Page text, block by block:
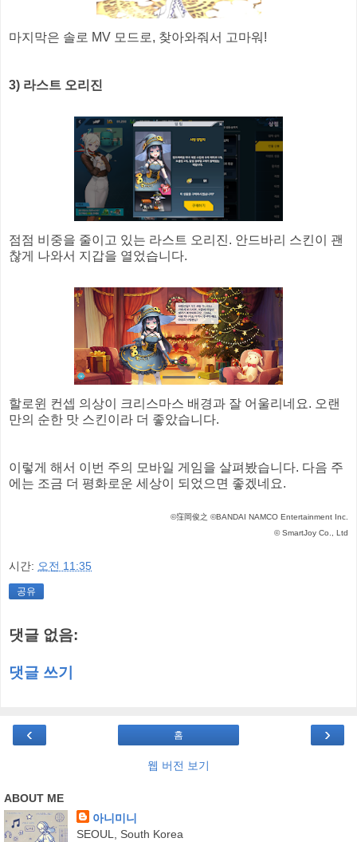
마지막은 솔로 MV 모드로, 찾아와줘서 고마워!
3) 라스트 오리진
점점 비중을 줄이고 있는 라스트 오리진. 안드바리 스킨이 괜
찮게 나와서 지갑을 열었습니다.
할로윈 컨셉 의상이 크리스마스 배경과 잘 어울리네요. 오랜
만의 순한 맛 스킨이라 더 좋았습니다.
이렇게 해서 이번 주의 모바일 게임을 살펴봤습니다. 다음 주
에는 조금 더 평화로운 세상이 되었으면 좋겠네요.
©窪岡俊之 ©BANDAI NAMCO Entertainment Inc.
© SmartJoy Co., Ltd
시간: 오전 11:35
공유
댓글 없음:
댓글 쓰기
‹ ›
홈
웹 버전 보기
ABOUT ME
아니미니
SEOUL, South Korea